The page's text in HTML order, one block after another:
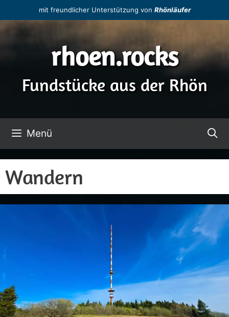
Inhalt
springen
mit freundlicher Unterstützung von Rhönläufer
rhoen.rocks
Fundstücke aus der Rhön
Menü
Wandern